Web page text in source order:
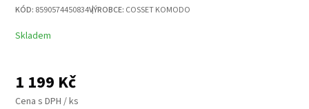
KÓD: 8590574450834VÝROBCE: COSSET KOMODO
Skladem
1 199 Kč
Cena s DPH / ks